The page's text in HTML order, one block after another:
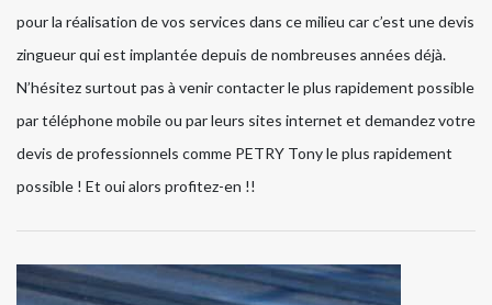
pour la réalisation de vos services dans ce milieu car c’est une devis
zingueur qui est implantée depuis de nombreuses années déjà.
N’hésitez surtout pas à venir contacter le plus rapidement possible
par téléphone mobile ou par leurs sites internet et demandez votre
devis de professionnels comme PETRY Tony le plus rapidement
possible ! Et oui alors profitez-en !!